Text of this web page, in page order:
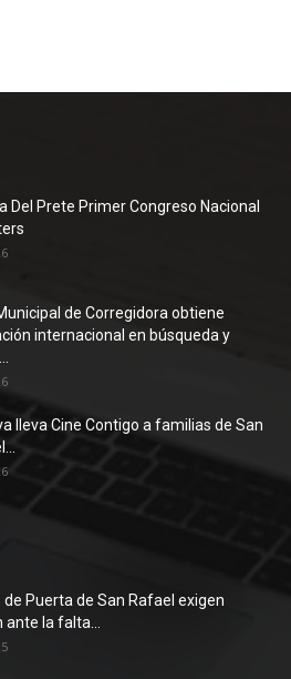
Del Prete Primer Congreso Nacional
de Corregidora obtiene
internacional en búsqueda y
lleva Cine Contigo a familias de San
de Puerta de San Rafael exigen
la falta...